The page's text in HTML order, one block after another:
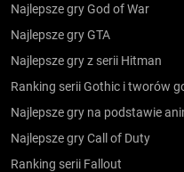
Najlepsze gry God of War
Najlepsze gry GTA
Najlepsze gry z serii Hitman
Ranking serii Gothic i tworów
Najlepsze gry na podstawie
Najlepsze gry Call of Duty
Ranking serii Fallout